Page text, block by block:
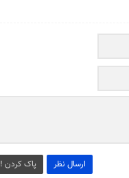
ارسال نظر پاک کردن !